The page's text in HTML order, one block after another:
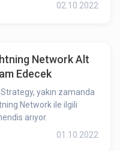
02.10.2022
Network Alt
Edecek
yakın zamanda
Network ile ilgili
arıyor.
01.10.2022